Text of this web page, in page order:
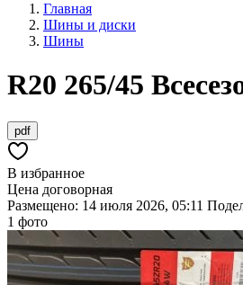
Главная
Шины и диски
Шины
R20 265/45
pdf
В избранное
Цена договорная
Размещено: 14 июля 2026, 05:11
1 фото